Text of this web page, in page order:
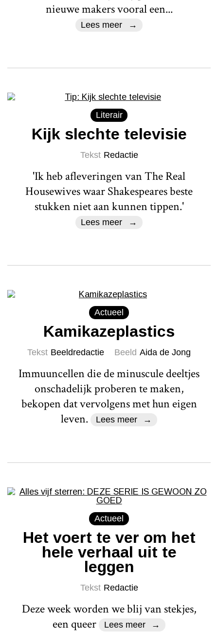
nieuwe makers vooral een...
Lees meer
Literair
Kijk slechte televisie
Tekst Redactie
'Ik heb afleveringen van The Real
Housewives waar Shakespeares beste
stukken niet aan kunnen tippen.'
Lees meer
Actueel
Kamikazeplastics
Tekst Beeldredactie Beeld Aida de Jong
Immuuncellen die de minuscule deeltjes
onschadelijk proberen te maken,
bekopen dat vervolgens met hun eigen
leven.
Lees meer
Actueel
Het voert te ver om het
hele verhaal uit te
leggen
Tekst Redactie
Deze week worden we blij van stekjes,
een queer
Lees meer